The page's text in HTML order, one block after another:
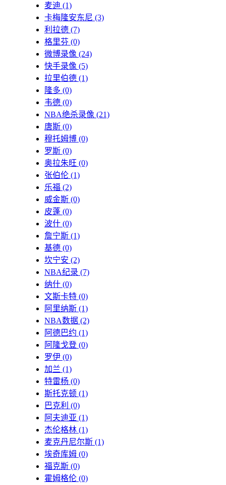
麦迪 (1)
卡梅隆安东尼 (3)
利拉德 (7)
格里芬 (0)
微博录像 (24)
快手录像 (5)
拉里伯德 (1)
隆多 (0)
韦德 (0)
NBA绝杀录像 (21)
唐斯 (0)
穆托姆博 (0)
罗斯 (0)
奥拉朱旺 (0)
张伯伦 (1)
乐福 (2)
威金斯 (0)
皮蓬 (0)
波什 (0)
詹宁斯 (1)
基德 (0)
坎宁安 (2)
NBA纪录 (7)
纳什 (0)
文斯卡特 (0)
阿里纳斯 (1)
NBA数据 (2)
阿德巴约 (1)
阿隆戈登 (0)
罗伊 (0)
加兰 (1)
特雷杨 (0)
斯托克顿 (1)
巴克利 (0)
阿夫迪亚 (1)
杰伦格林 (1)
麦克丹尼尔斯 (1)
埃奇库姆 (0)
福克斯 (0)
霍姆格伦 (0)